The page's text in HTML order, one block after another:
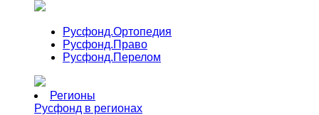
Русфонд.Ортопедия
Русфонд.Право
Русфонд.Перелом
Регионы
Русфонд в регионах